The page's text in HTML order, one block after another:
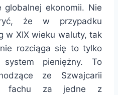
globalnej ekonomii. Nie
że w przypadku
w XIX wieku waluty, tak
rozciąga się to tylko
pieniężny. To
ze Szwajcarii
fachu za jedne z